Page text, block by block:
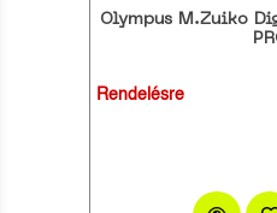
Olympus M.Zuiko
Rendelésre